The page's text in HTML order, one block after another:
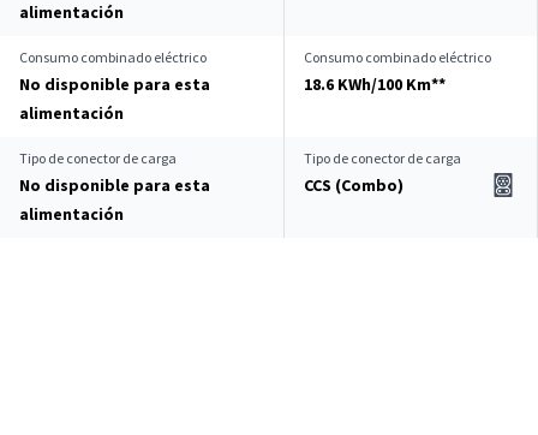
alimentación
Consumo combinado eléctrico
No disponible para esta
alimentación
Consumo combinado eléctrico
18.6 KWh/100 Km**
Tipo de conector de carga
No disponible para esta
alimentación
Tipo de conector de carga
CCS (Combo)